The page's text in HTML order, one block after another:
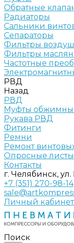
Обратные
Радиаторы
Сальники
Сепараторы
Фильтры
Фильтры
Частотные
РВД
Назад
РВД
Муфты
Рукава РВД
Фитинги
Ремни
Ремонт
Опросные листы
Контакты
г. Челябинск,
+7 (351) 270-98-14
Личный кабинет
Поиск